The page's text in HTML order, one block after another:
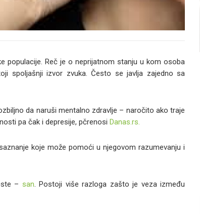
populacije. Reč je o neprijatnom stanju u kom osoba
spoljašnji izvor zvuka. Često se javlja zajedno sa
da naruši mentalno zdravlje – naročito ako traje
pa čak i depresije, pčrenosi Danas.rs.
koje može pomoći u njegovom razumevanju i
– san. Postoji više razloga zašto je veza između